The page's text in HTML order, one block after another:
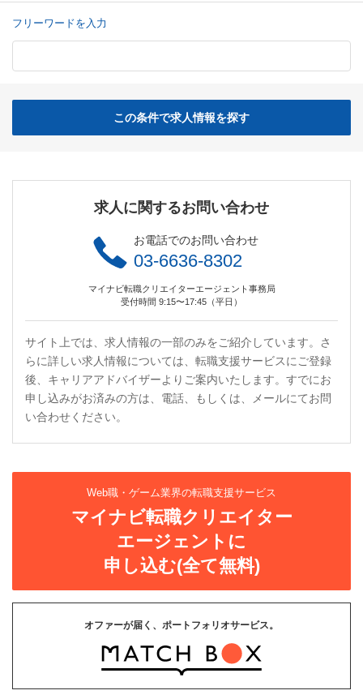
フリーワードを入力
この条件で求人情報を探す
求人に関するお問い合わせ
お電話でのお問い合わせ
03-6636-8302
マイナビ転職クリエイターエージェント事務局
受付時間 9:15〜17:45（平日）
サイト上では、求人情報の一部のみをご紹介しています。さ
らに詳しい求人情報については、転職支援サービスにご登録
後、キャリアアドバイザーよりご案内いたします。すでにお
申し込みがお済みの方は、電話、もしくは、メールにてお問
い合わせください。
Web職・ゲーム業界の転職支援サービス
マイナビ転職クリエイター
エージェントに
申し込む(全て無料)
オファーが届く、ポートフォリオサービス。